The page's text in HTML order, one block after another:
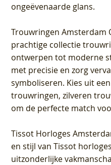
ongeëvenaarde glans.
Trouwringen Amsterdam
prachtige collectie
ontwerpen tot moderne
met precisie en zorg
symboliseren. Kies uit
trouwringen, zilveren
om de perfecte match
Tissot Horloges
en stijl van Tissot
uitzonderlijke